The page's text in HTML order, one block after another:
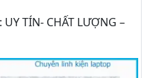
TÍN- CHẤT LƯỢNG –